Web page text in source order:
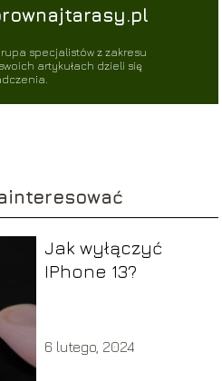
specjalistów z zakresu
artykułach dzieli się
Jak wyłączyć
IPhone 13?
6 lutego, 2024